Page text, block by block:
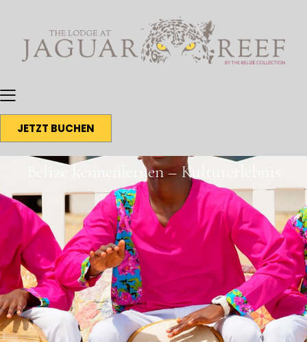
JETZT BUCHEN
Belize kennenlernen – Kulturerlebnis